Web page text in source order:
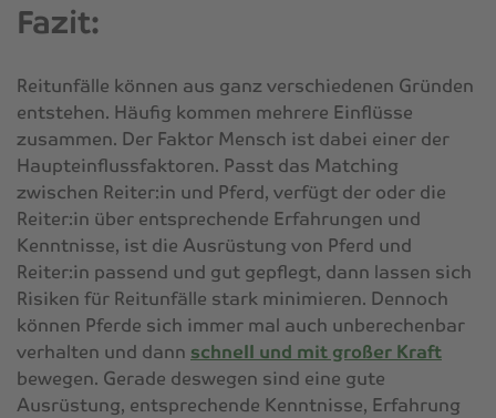
Fazit:
Reitunfälle können aus ganz verschiedenen Gründen
entstehen. Häufig kommen mehrere Einflüsse
zusammen. Der Faktor Mensch ist dabei einer der
Haupteinflussfaktoren. Passt das Matching
zwischen Reiter:in und Pferd, verfügt der oder die
Reiter:in über entsprechende Erfahrungen und
Kenntnisse, ist die Ausrüstung von Pferd und
Reiter:in passend und gut gepflegt, dann lassen sich
Risiken für Reitunfälle stark minimieren. Dennoch
können Pferde sich immer mal auch unberechenbar
verhalten und dann schnell und mit großer Kraft
bewegen. Gerade deswegen sind eine gute
Ausrüstung, entsprechende Kenntnisse, Erfahrung